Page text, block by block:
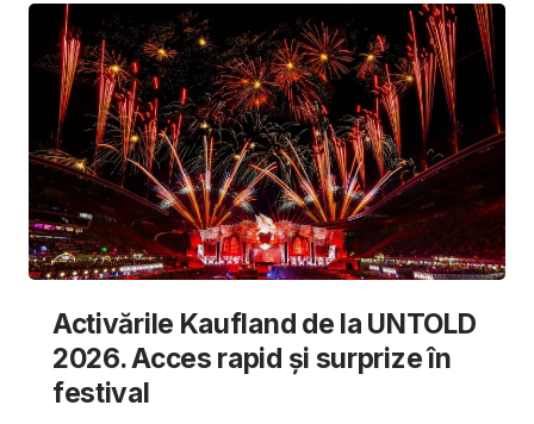
Activările Kaufland de la UNTOLD
2026. Acces rapid și surprize în
festival